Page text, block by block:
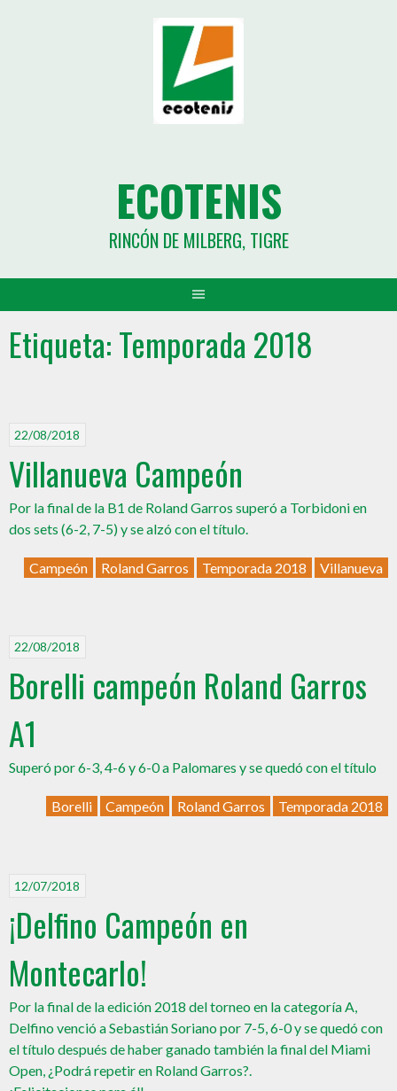
ECOTENIS
RINCÓN DE MILBERG, TIGRE
Etiqueta:Temporada 2018
22/08/2018
Villanueva Campeón
Por la final de la B1 de Roland Garros superó a Torbidoni en
dos sets (6-2, 7-5) y se alzó con el título.
Campeón Roland Garros Temporada 2018 Villanueva
22/08/2018
Borelli campeón Roland Garros
A1
Superó por 6-3, 4-6 y 6-0 a Palomares y se quedó con el título
Borelli Campeón Roland Garros Temporada 2018
12/07/2018
¡Delfino Campeón en
Montecarlo!
Por la final de la edición 2018 del torneo en la categoría A,
Delfino venció a Sebastián Soriano por 7-5, 6-0 y se quedó con
el título después de haber ganado también la final del Miami
Open, ¿Podrá repetir en Roland Garros?.